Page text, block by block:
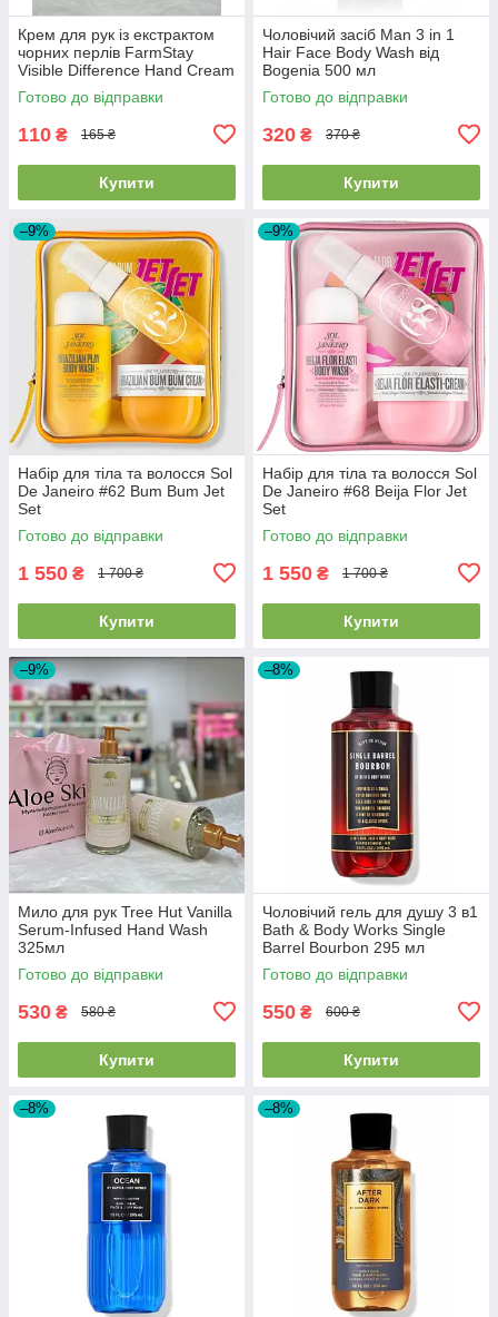
Крем для рук із екстрактом
чорних перлів FarmStay
Visible Difference Hand Cream
Black Pearl 100мл
Готово до відправки
110 ₴ 165 ₴
Купити
Чоловічий засіб Man 3 in 1
Hair Face Body Wash від
Bogenia 500 мл
Готово до відправки
320 ₴ 370 ₴
Купити
–9%
Набір для тіла та волосся Sol
De Janeiro #62 Bum Bum Jet
Set
Готово до відправки
1 550 ₴ 1 700 ₴
Купити
–9%
Набір для тіла та волосся Sol
De Janeiro #68 Beija Flor Jet
Set
Готово до відправки
1 550 ₴ 1 700 ₴
Купити
–9%
Мило для рук Tree Hut Vanilla
Serum-Infused Hand Wash
325мл
Готово до відправки
530 ₴ 580 ₴
Купити
–8%
Чоловічий гель для душу 3 в1
Bath & Body Works Single
Barrel Bourbon 295 мл
Готово до відправки
550 ₴ 600 ₴
Купити
–8% –8%